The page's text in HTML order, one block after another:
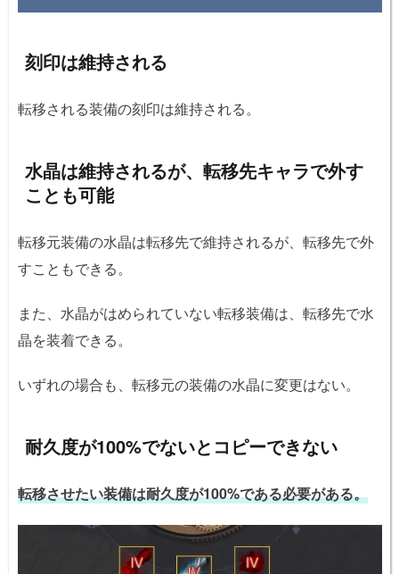
刻印は維持される
転移される装備の刻印は維持される。
水晶は維持されるが、転移先キャラで外す
ことも可能
転移元装備の水晶は転移先で維持されるが、転移先で外
すこともできる。
また、水晶がはめられていない転移装備は、転移先で水
晶を装着できる。
いずれの場合も、転移元の装備の水晶に変更はない。
耐久度が100%でないとコピーできない
転移させたい装備は耐久度が100%である必要がある。